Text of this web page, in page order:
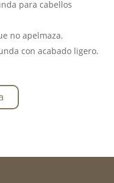
para cabellos
no apelmaza.
con acabado ligero.